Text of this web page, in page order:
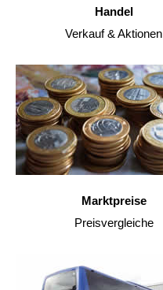
Handel
Verkauf & Aktionen
Marktpreise
Preisvergleiche